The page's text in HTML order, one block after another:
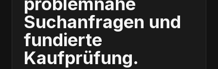
Suchanfragen und
fundierte
Kaufprüfung.